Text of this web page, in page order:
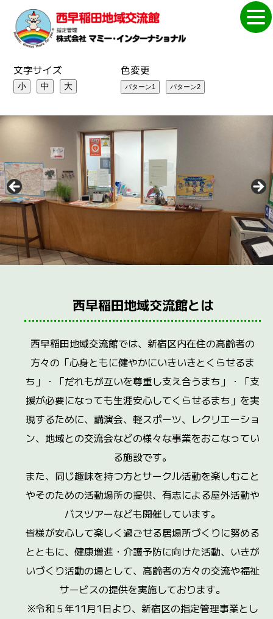
文字サイズ
小 中 大
色変更
西早稲田地域交流館とは
西早稲田地域交流館では、新宿区内在住の高齢者の
方々の「心身ともに健やかにいきいきとくらせるま
ち」・「だれもが互いを尊重し支え合うまち」・「支
援が必要になっても生涯安心してくらせるまち」を実
現するために、講演会、軽スポーツ、レクリエーショ
ン、地域との交流会などの様々な事業をおこなってい
る施設です。
また、同じ趣味を持つ方とサークル活動を楽しむこと
やそのための活動場所の提供、有志による屋外活動や
バスツアーなども開催しています。
皆様が安心して楽しく過ごせる居場所づくりに努める
とともに、健康増進・介護予防に向けた活動、いきが
いづくり活動の場として、高齢者の方々の交流や福祉
サービスの提供を実施しております。
※令和５年11月1日より、新宿区の指定管理事業とし